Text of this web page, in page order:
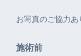
お写真のご協力
施術前